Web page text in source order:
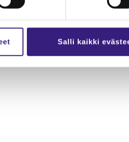
Salli kaikki